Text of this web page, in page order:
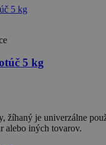
5 kg
žíhaný je univerzálne
alebo iných tovarov.